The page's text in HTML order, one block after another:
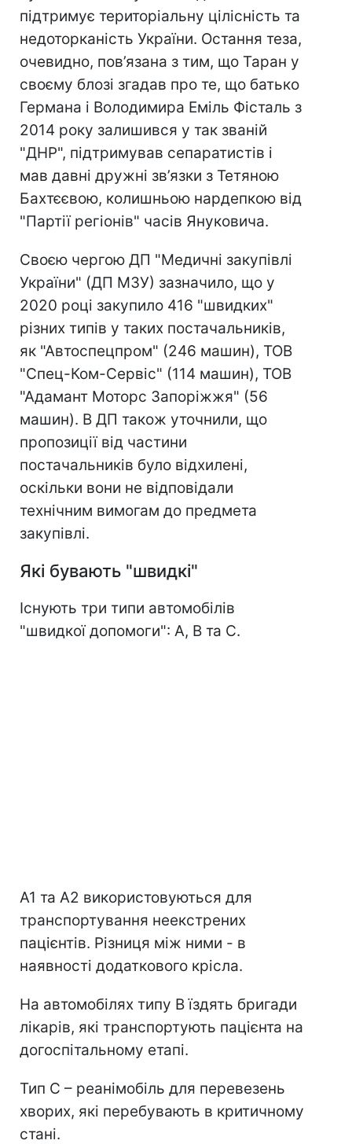
підтримує територіальну цілісність та
недоторканість України. Остання теза,
очевидно, пов’язана з тим, що Таран у
своєму блозі згадав про те, що батько
Германа і Володимира Еміль Фісталь з
2014 року залишився у так званій
"ДНР", підтримував сепаратистів і
мав давні дружні зв’язки з Тетяною
Бахтєєвою, колишньою нардепкою від
"Партії регіонів" часів Януковича.
Своєю чергою ДП "Медичні закупівлі
України" (ДП МЗУ) зазначило, що у
2020 році закупило 416 "швидких"
різних типів у таких постачальників,
як "Автоспецпром" (246 машин), ТОВ
"Спец-Ком-Сервіс" (114 машин), ТОВ
"Адамант Моторс Запоріжжя" (56
машин). В ДП також уточнили, що
пропозиції від частини
постачальників було відхилені,
оскільки вони не відповідали
технічним вимогам до предмета
закупівлі.
Які бувають "швидкі"
Існують три типи автомобілів
"швидкої допомоги": А, В та С.
А1 та А2 використовуються для
транспортування неекстрених
пацієнтів. Різниця між ними - в
наявності додаткового крісла.
На автомобілях типу В їздять бригади
лікарів, які транспортують пацієнта на
догоспітальному етапі.
Тип С – реанімобіль для перевезень
хворих, які перебувають в критичному
стані.